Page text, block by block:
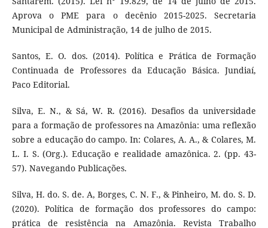
Aprova o PME para o decênio 2015-2025. Secretaria
Municipal de Administração, 14 de julho de 2015.
Santos, E. O. dos. (2014). Política e Prática de Formação
Continuada de Professores da Educação Básica. Jundiaí,
Paco Editorial.
Silva, E. N., & Sá, W. R. (2016). Desafios da universidade
para a formação de professores na Amazônia: uma reflexão
sobre a educação do campo. In: Colares, A. A., & Colares, M.
L. I. S. (Org.). Educação e realidade amazônica. 2. (pp. 43-
57). Navegando Publicações.
Silva, H. do. S. de. A, Borges, C. N. F., & Pinheiro, M. do. S. D.
(2020). Política de formação dos professores do campo:
prática de resistência na Amazônia. Revista Trabalho